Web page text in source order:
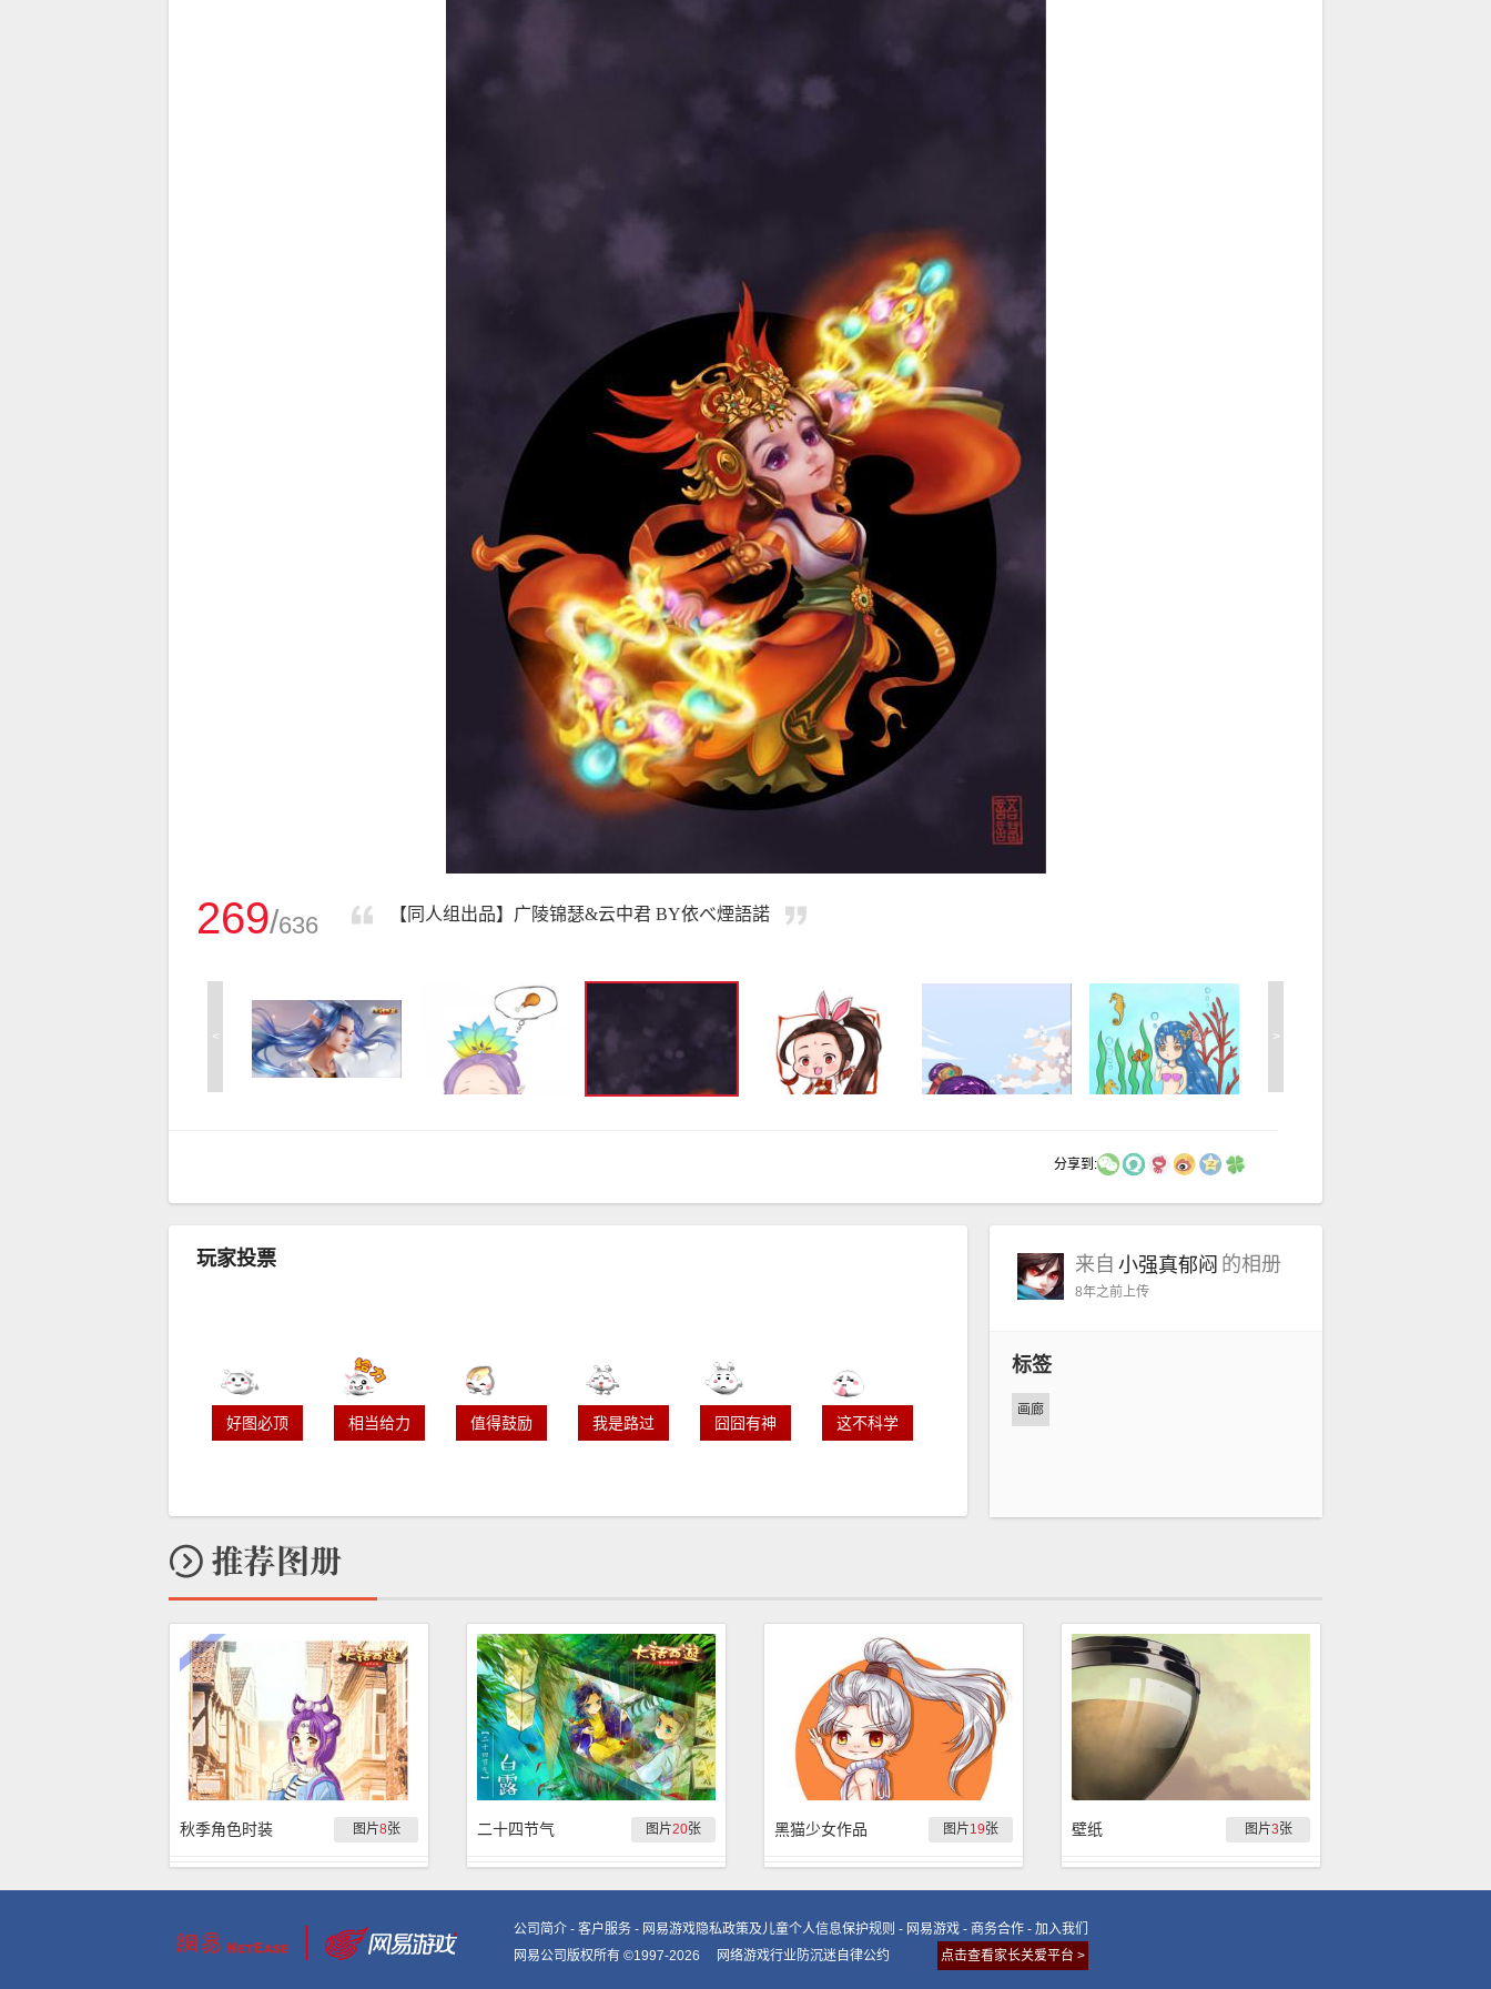
269/636 【同人组出品】广陵锦瑟&云中君 BY依べ煙語諾
< >
分享到:
玩家投票
好图必顶 相当给力 值得鼓励 我是路过 囧囧有神 这不科学
来自 小强真郁闷 的相册
8年之前上传
标签
画廊
图片8张
秋季角色时装 图片20张
二十四节气 图片19张
黑猫少女作品 图片3张
壁纸
公司简介 - 客户服务 - 网易游戏隐私政策及儿童个人信息保护规则 - 网易游戏 - 商务合作 - 加入我们
网易公司版权所有 ©1997-2026
点击查看家长关爱平台 >
网络游戏行业防沉迷自律公约